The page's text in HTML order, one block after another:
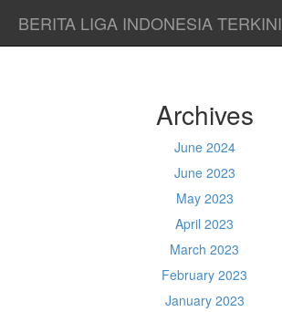
BERITA LIGA INDONESIA TERKINI
Archives
June 2024
June 2023
May 2023
April 2023
March 2023
February 2023
January 2023